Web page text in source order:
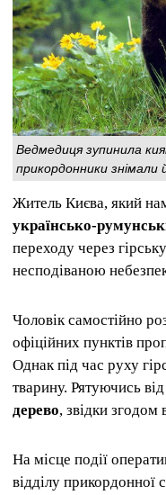
Ведмедиця зупинила
прикордонники знімали
Житель Києва, який
українсько-
переходу через
несподіваною
Чоловік самостійно
офіційних пунктів
Однак під час руху
тварину. Рятуючись
дерево, звідки згодом
На місце події
відділу прикордонної